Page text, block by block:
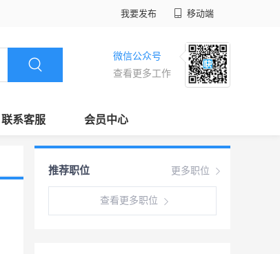
我要发布 移动端
微信公众号
查看更多工作
联系客服 会员中心
更多职位
推荐职位
查看更多职位